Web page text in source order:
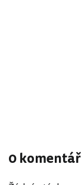
0